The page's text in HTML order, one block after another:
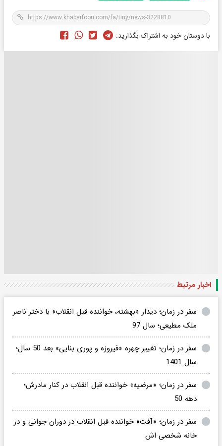
با دوستان خود به اشتراک بگذارید:
اخبار مرتبط
سفر در زمان؛ دیدار «بهشته، خواننده قبل انقلاب» با دختر ناصر
ملک مطیعی؛ سال 97
سفر در زمان؛ تغییر چهره «فیروزه و پوری بنایی» بعد 50 سال؛
سال 1401
سفر در زمان؛ «مرضیه» خواننده قبل انقلاب در کنار مادرش؛
دهه 50
سفر در زمان؛ «آفت» خواننده قبل انقلاب در دوران جوانی و در
خانه شخصی اش